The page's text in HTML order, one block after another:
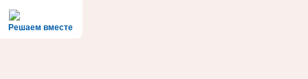
Решаем вместе